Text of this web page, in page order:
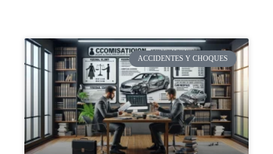
ACCIDENTES Y CHOQUES